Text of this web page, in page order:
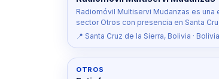
Radiomóvil Multiservi Mudanzas es una
sector Otros con presencia en Santa
📍 Santa Cruz de la Sierra, Bolivia · Bolivia
OTROS